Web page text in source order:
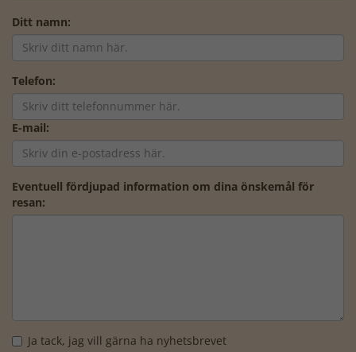
Ditt namn:
Telefon:
E-mail:
Eventuell fördjupad information om dina önskemål för
resan:
Ja tack, jag vill gärna ha nyhetsbrevet